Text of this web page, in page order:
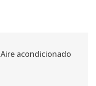
Aire acondicionado